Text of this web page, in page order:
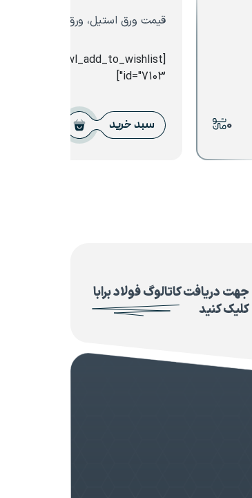
0
قیمت ورق استیل، ورق عرشه فولادی
[yith_wcwl_add_to_wishlist
id="7103"]
سبد خرید
جهت دریافت کاتالوگ فولاد برابا
کلیک کنید